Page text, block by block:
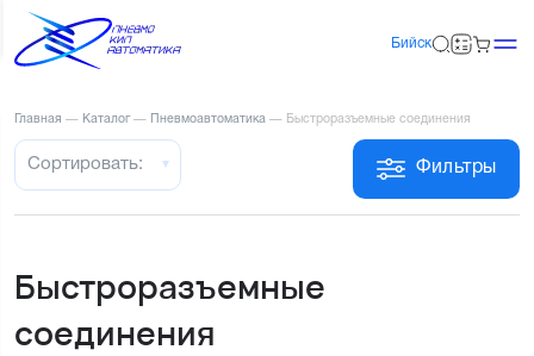
Бийск
Главная — Каталог — Пневмоавтоматика — Быстроразъемные соединения
Фильтры
Сортировать:
Быстроразъемные
соединения